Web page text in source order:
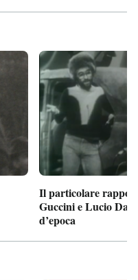
Il particolare
Guccini e Lucio
d’epoca